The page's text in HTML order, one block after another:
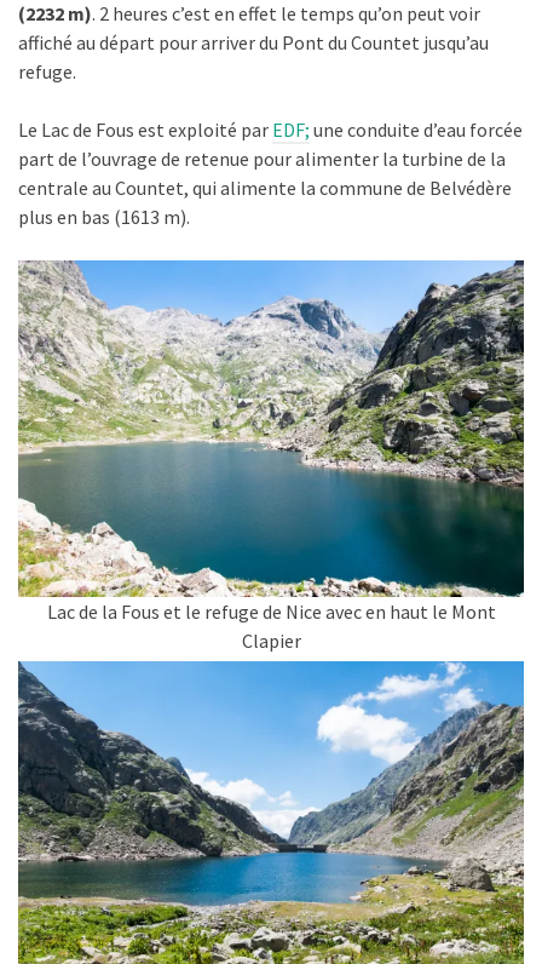
(2232 m). 2 heures c’est en effet le temps qu’on peut voir
affiché au départ pour arriver du Pont du Countet jusqu’au
refuge.
Le Lac de Fous est exploité par EDF; une conduite d’eau forcée
part de l’ouvrage de retenue pour alimenter la turbine de la
centrale au Countet, qui alimente la commune de Belvédère
plus en bas (1613 m).
Lac de la Fous et le refuge de Nice avec en haut le Mont
Clapier